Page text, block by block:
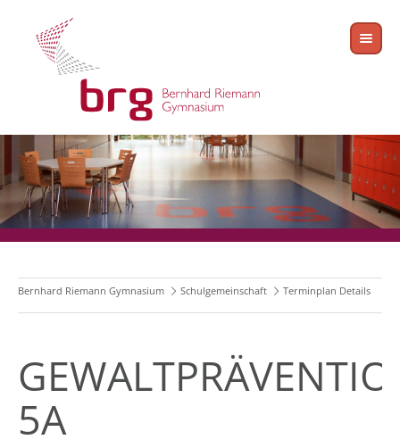
Bernhard Riemann Gymnasium Schulgemeinschaft Terminplan Details
5A